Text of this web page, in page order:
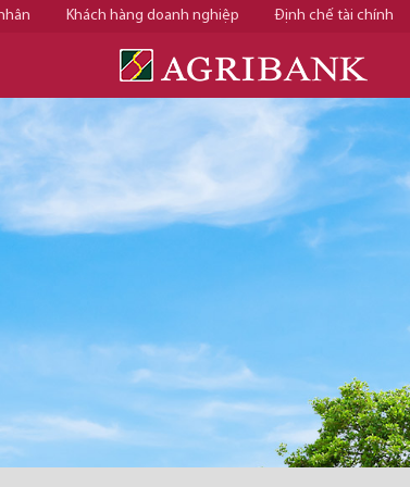
Khách hàng doanh nghiệp Định chế tài chính